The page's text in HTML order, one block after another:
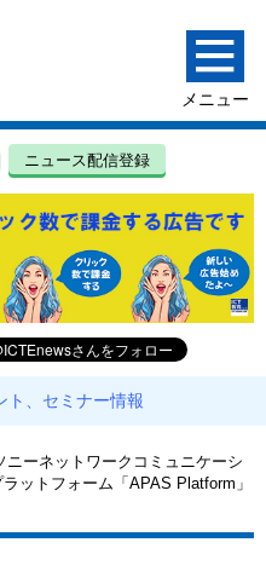
ニュース配信登録
ト、セミナー情報
ニーネットワークコミュニケーシ
ットフォーム「APAS Platform」